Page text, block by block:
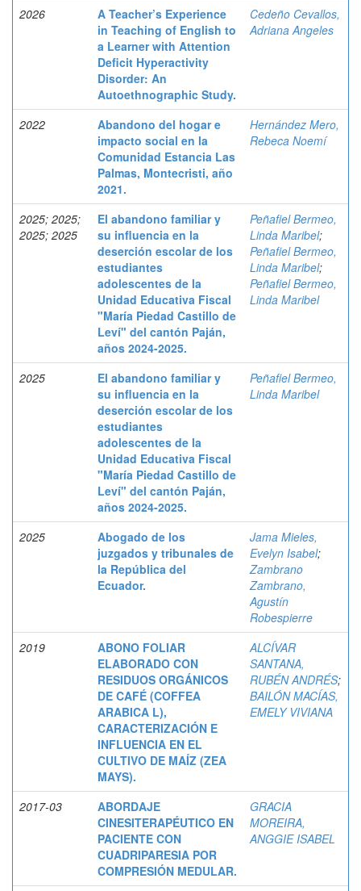
2026
A Teacher’s Experience
in Teaching of English to
a Learner with Attention
Deficit Hyperactivity
Disorder: An
Autoethnographic Study.
Cedeño Cevallos,
Adriana Angeles
2022
Abandono del hogar e
impacto social en la
Comunidad Estancia Las
Palmas, Montecristi, año
2021.
Hernández Mero,
Rebeca Noemí
2025; 2025;
2025; 2025
El abandono familiar y
su influencia en la
deserción escolar de los
estudiantes
adolescentes de la
Unidad Educativa Fiscal
"María Piedad Castillo de
Leví" del cantón Paján,
años 2024-2025.
Peñafiel Bermeo,
Linda Maribel;
Peñafiel Bermeo,
Linda Maribel;
Peñafiel Bermeo,
Linda Maribel
2025
El abandono familiar y
su influencia en la
deserción escolar de los
estudiantes
adolescentes de la
Unidad Educativa Fiscal
"María Piedad Castillo de
Leví" del cantón Paján,
años 2024-2025.
Peñafiel Bermeo,
Linda Maribel
2025
Abogado de los
juzgados y tribunales de
la República del
Ecuador.
Jama Mieles,
Evelyn Isabel;
Zambrano
Zambrano,
Agustín
Robespierre
2019
ABONO FOLIAR
ELABORADO CON
RESIDUOS ORGÁNICOS
DE CAFÉ (COFFEA
ARABICA L),
CARACTERIZACIÓN E
INFLUENCIA EN EL
CULTIVO DE MAÍZ (ZEA
MAYS).
ALCÍVAR
SANTANA,
RUBÉN ANDRÉS;
BAILÓN MACÍAS,
EMELY VIVIANA
2017-03
ABORDAJE
CINESITERAPÉUTICO EN
PACIENTE CON
CUADRIPARESIA POR
COMPRESIÓN MEDULAR.
GRACIA
MOREIRA,
ANGGIE ISABEL